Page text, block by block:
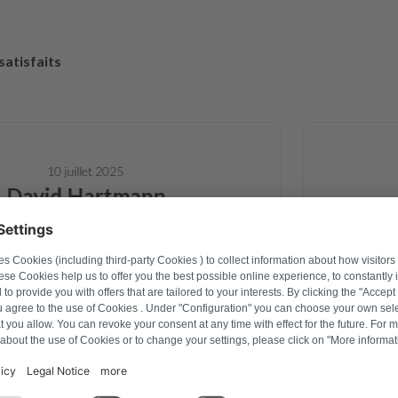
10 juillet 2025
Hartmann
carte électronique d un sèche linge
d alimentation, elle est revenue et
Pour le prix c est une
le sèche linge est reparti pour
années Je recommande 👍
Site
une